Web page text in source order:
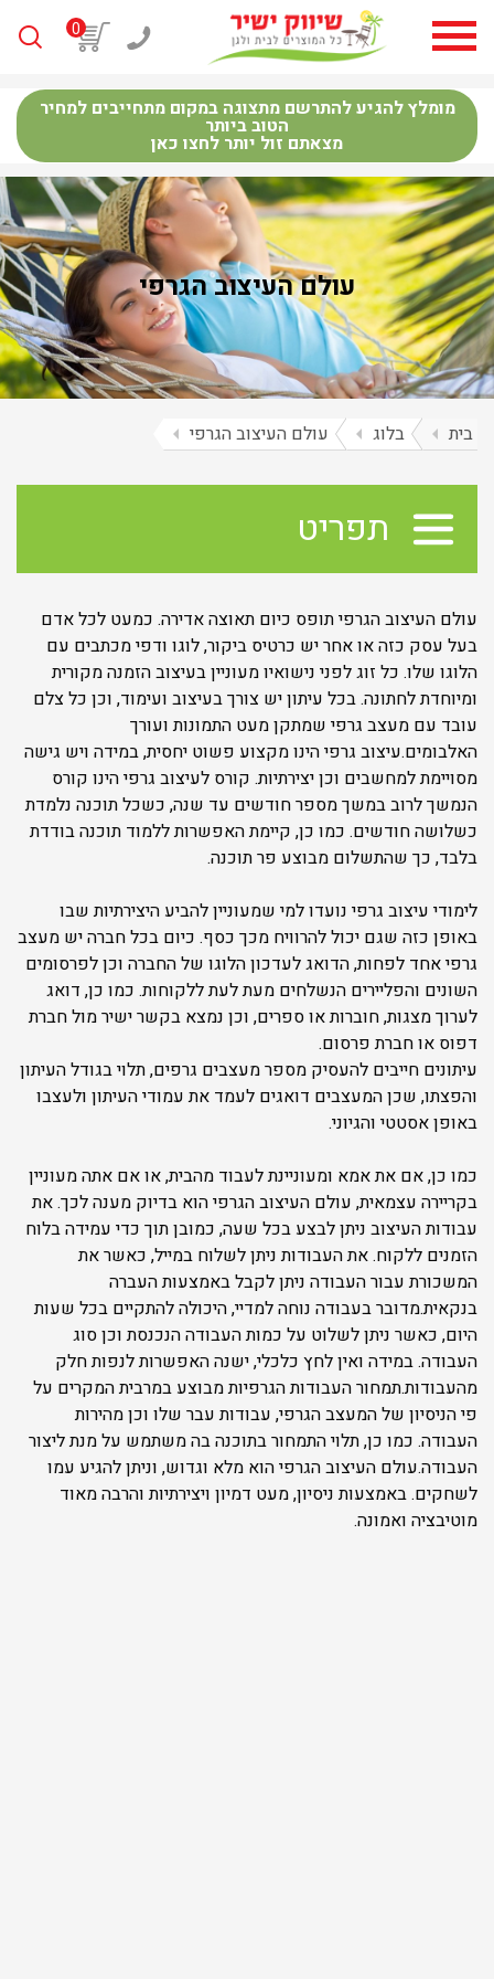
0
מומלץ להגיע להתרשם מתצוגה במקום מתחייבים למחיר
הטוב ביותר
מצאתם זול יותר לחצו כאן
עולם העיצוב הגרפי
בית arrow_left בלוג arrow_left עולם העיצוב הגרפי arrow_left
תפריט
עולם העיצוב הגרפי תופס כיום תאוצה אדירה. כמעט לכל אדם
בעל עסק כזה או אחר יש כרטיס ביקור, לוגו ודפי מכתבים עם
הלוגו שלו. כל זוג לפני נישואיו מעוניין בעיצוב הזמנה מקורית
ומיוחדת לחתונה. בכל עיתון יש צורך בעיצוב ועימוד, וכן כל צלם
עובד עם מעצב גרפי שמתקן מעט התמונות ועורך
האלבומים.עיצוב גרפי הינו מקצוע פשוט יחסית, במידה ויש גישה
מסויימת למחשבים וכן יצירתיות. קורס לעיצוב גרפי הינו קורס
הנמשך לרוב במשך מספר חודשים עד שנה, כשכל תוכנה נלמדת
כשלושה חודשים. כמו כן, קיימת האפשרות ללמוד תוכנה בודדת
בלבד, כך שהתשלום מבוצע פר תוכנה.
לימודי עיצוב גרפי נועדו למי שמעוניין להביע היצירתיות שבו
באופן כזה שגם יכול להרוויח מכך כסף. כיום בכל חברה יש מעצב
גרפי אחד לפחות, הדואג לעדכון הלוגו של החברה וכן לפרסומים
השונים והפליירים הנשלחים מעת לעת ללקוחות. כמו כן, דואג
לערוך מצגות, חוברות או ספרים, וכן נמצא בקשר ישיר מול חברת
דפוס או חברת פרסום.
עיתונים חייבים להעסיק מספר מעצבים גרפים, תלוי בגודל העיתון
והפצתו, שכן המעצבים דואגים לעמד את עמודי העיתון ולעצבו
באופן אסטטי והגיוני.
כמו כן, אם את אמא ומעוניינת לעבוד מהבית, או אם אתה מעוניין
בקריירה עצמאית, עולם העיצוב הגרפי הוא בדיוק מענה לכך. את
עבודות העיצוב ניתן לבצע בכל שעה, כמובן תוך כדי עמידה בלוח
הזמנים ללקוח. את העבודות ניתן לשלוח במייל, כאשר את
המשכורת עבור העבודה ניתן לקבל באמצעות העברה
בנקאית.מדובר בעבודה נוחה למדיי, היכולה להתקיים בכל שעות
היום, כאשר ניתן לשלוט על כמות העבודה הנכנסת וכן סוג
העבודה. במידה ואין לחץ כלכלי, ישנה האפשרות לנפות חלק
מהעבודות.תמחור העבודות הגרפיות מבוצע במרבית המקרים על
פי הניסיון של המעצב הגרפי, עבודות עבר שלו וכן מהירות
העבודה. כמו כן, תלוי התמחור בתוכנה בה משתמש על מנת ליצור
העבודה.עולם העיצוב הגרפי הוא מלא וגדוש, וניתן להגיע עמו
לשחקים. באמצעות ניסיון, מעט דמיון ויצירתיות והרבה מאוד
מוטיבציה ואמונה.